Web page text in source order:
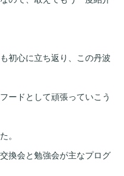
初心に立ち返り、この丹波
ードとして頑張っていこう
。
換会と勉強会が主なプログ